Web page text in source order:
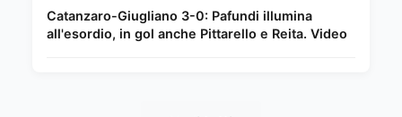
Catanzaro-Giugliano 3-0: Pafundi illumina
all'esordio, in gol anche Pittarello e Reita. Video